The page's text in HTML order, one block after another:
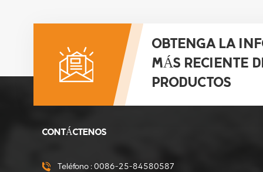
OBTENGA LA
MÁS RECIENTE
PRODUCTOS
CONTÁCTENOS
Teléfono :0086-25-84580587